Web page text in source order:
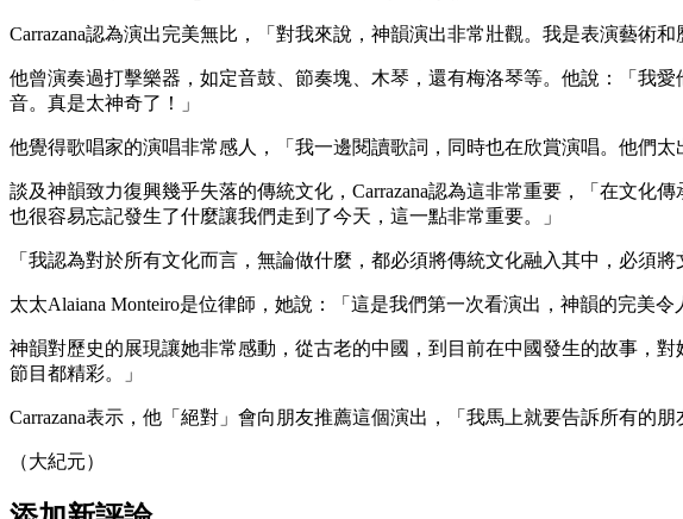
Carrazana認為演出完美無比，「對我來說，神韻演出非常壯觀。我是表演藝術
他曾演奏過打擊樂器，如定音鼓、節奏塊、木琴，還有梅洛琴等。他說：「我
音。真是太神奇了！」
他覺得歌唱家的演唱非常感人，「我一邊閱讀歌詞，同時也在欣賞演唱。他們太
談及神韻致力復興幾乎失落的傳統文化，Carrazana認為這非常重要，「在文化
也很容易忘記發生了什麼讓我們走到了今天，這一點非常重要。」
「我認為對於所有文化而言，無論做什麼，都必須將傳統文化融入其中，必須將
太太Alaiana Monteiro是位律師，她說：「這是我們第一次看演出，神韻的完美令
神韻對歷史的展現讓她非常感動，從古老的中國，到目前在中國發生的故事，
節目都精彩。」
Carrazana表示，他「絕對」會向朋友推薦這個演出，「我馬上就要告訴所有的朋
（大紀元）